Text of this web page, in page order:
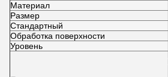
Материал
Размер
Стандартный
Обработка поверхности
Уровень